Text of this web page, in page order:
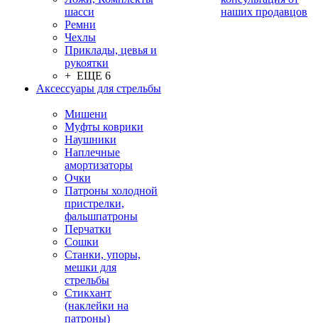
шасси
Ремни
Чехлы
Приклады, цевья и
рукоятки
+ ЕЩЕ 6
Аксессуары для стрельбы
Мишени
Муфты коврики
Наушники
Наплечные
амортизаторы
Очки
Патроны холодной
пристрелки,
фальшпатроны
Перчатки
Сошки
Станки, упоры,
мешки для
стрельбы
Стикхант
(наклейки на
патроны)
наших продавцов